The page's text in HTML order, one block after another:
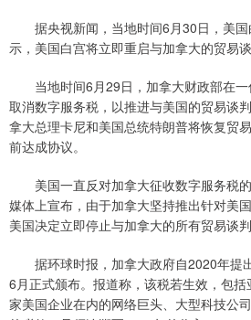
据央视新闻，当地时间6月30日，美国
示，美国白宫将立即重启与加拿大的贸易谈
当地时间6月29日，加拿大财政部在一
取消数字服务税，以推进与美国的贸易谈
拿大总理卡尼和美国总统特朗普将恢复贸
前达成协议。
美国一直反对加拿大征收数字服务税
媒体上宣布，由于加拿大坚持推出针对美
美国决定立即停止与加拿大的所有贸易谈判
据环球时报，加拿大政府自2020年提
6月正式颁布。报道称，该税若生效，包
家美国企业在内的网络巨头、大型科技公